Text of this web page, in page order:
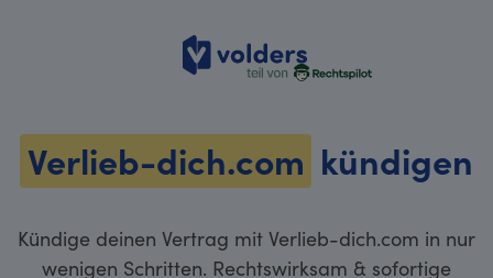
volders
Verlieb-dich.com kündigen
Kündige deinen Vertrag mit Verlieb-dich.com in nur
wenigen Schritten. Rechtswirksam & sofortige